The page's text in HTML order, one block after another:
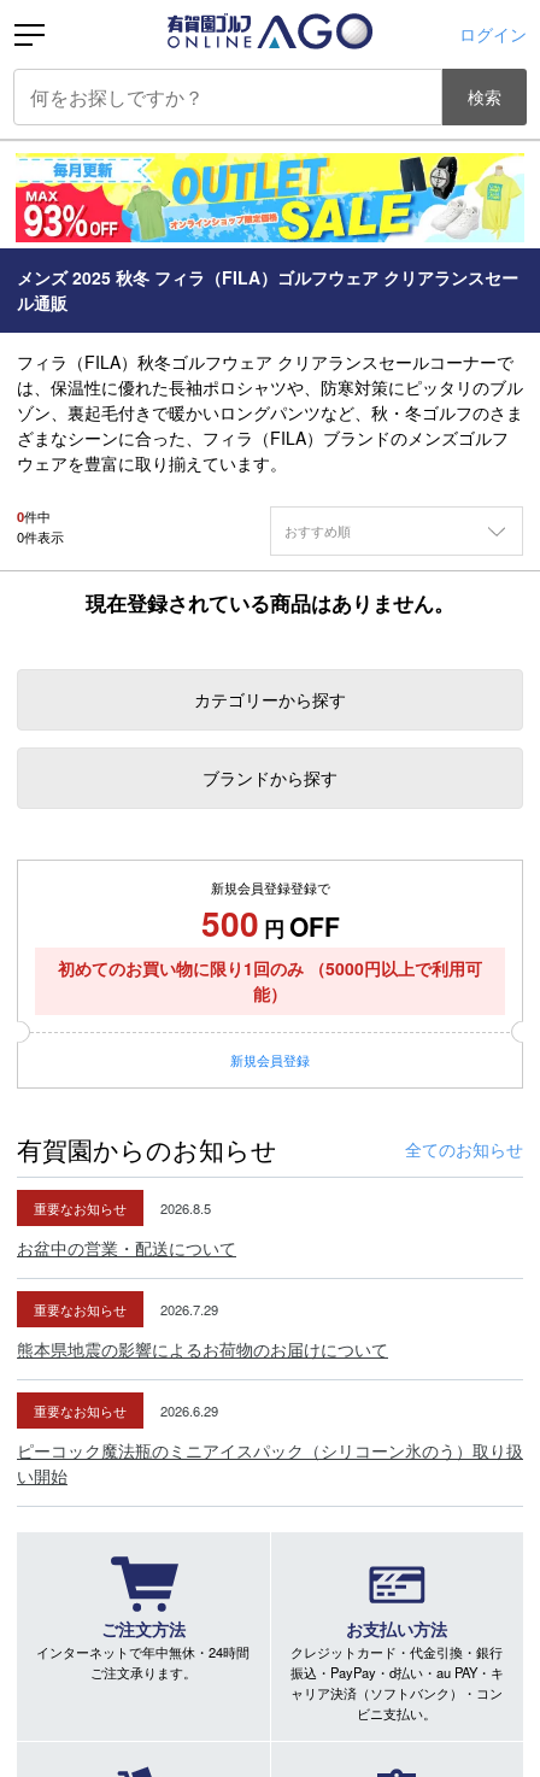
ログイン
検索
メンズ 2025 秋冬 フィラ（FILA）ゴルフウェア クリアランスセー
ル通販
フィラ（FILA）秋冬ゴルフウェア クリアランスセールコーナーで
は、保温性に優れた長袖ポロシャツや、防寒対策にピッタリのブル
ゾン、裏起毛付きで暖かいロングパンツなど、秋・冬ゴルフのさま
ざまなシーンに合った、フィラ（FILA）ブランドのメンズゴルフ
ウェアを豊富に取り揃えています。
0件中
0件表示 おすすめ順
現在登録されている商品はありません。
カテゴリーから探す
ブランドから探す
新規会員登録登録で
500 円 OFF
初めてのお買い物に限り1回のみ
（5000円以上で利用可
能）
新規会員登録
有賀園からのお知らせ 全てのお知らせ
重要なお知らせ 2026.8.5
お盆中の営業・配送について
重要なお知らせ 2026.7.29
熊本県地震の影響によるお荷物のお届けについて
重要なお知らせ 2026.6.29
ピーコック魔法瓶のミニアイスパック（シリコーン氷のう）取り扱
い開始
ご注文方法
インターネットで年中無休・24時間
ご注文承ります。
お支払い方法
クレジットカード・代金引換・銀行
振込・PayPay・d払い・au PAY・キ
ャリア決済（ソフトバンク）・コン
ビニ支払い。